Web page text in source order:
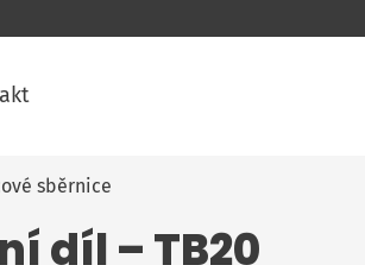
sběrnice
díl – TB20